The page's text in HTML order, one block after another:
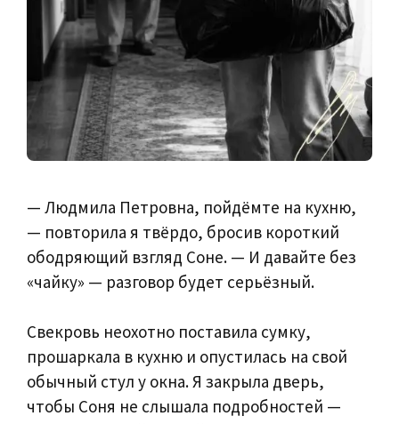
— Людмила Петровна, пойдёмте на кухню,
— повторила я твёрдо, бросив короткий
ободряющий взгляд Соне. — И давайте без
«чайку» — разговор будет серьёзный.
Свекровь неохотно поставила сумку,
прошаркала в кухню и опустилась на свой
обычный стул у окна. Я закрыла дверь,
чтобы Соня не слышала подробностей —